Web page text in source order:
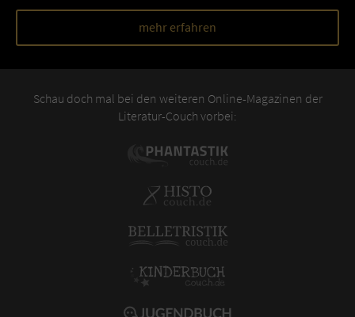
mehr erfahren
Schau doch mal bei den weiteren Online-Magazinen der
Literatur-Couch vorbei: